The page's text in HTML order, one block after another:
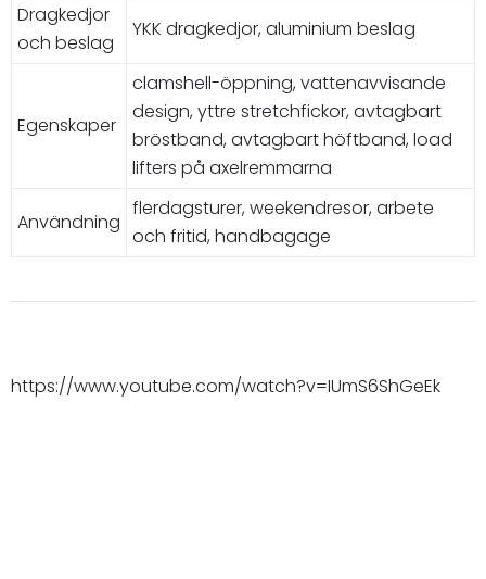
Dragkedjor
och beslag
YKK dragkedjor, aluminium beslag
Egenskaper
clamshell-öppning, vattenavvisande
design, yttre stretchfickor, avtagbart
bröstband, avtagbart höftband, load
lifters på axelremmarna
Användning
flerdagsturer, weekendresor, arbete
och fritid, handbagage
https://www.youtube.com/watch?v=IUmS6ShGeEk